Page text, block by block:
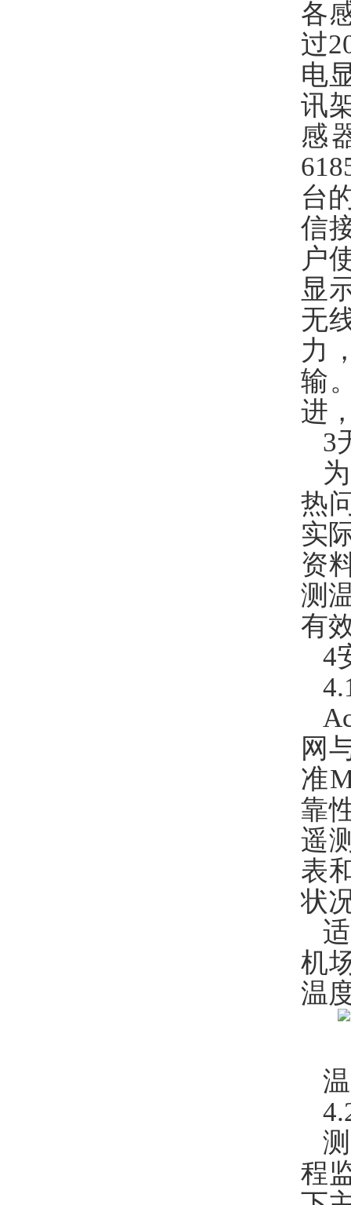
各
过
电
讯
感
台
信
户
显
无
力
输
进
3
热
实
资
测
有
4
网
准
靠
遥
表
状
机
温
程